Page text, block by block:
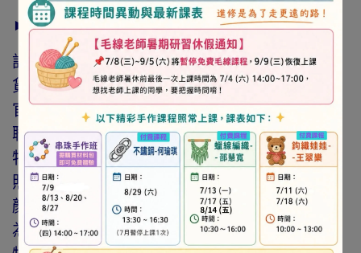
► 注意事項
訂購前請詳閱「線上訂購流程說明」及「退換
貨需知」，謝謝。
官網與門市同步銷售，如遇缺貨會由專人與您
聯繫。
特價商品，會員不再提供折扣優惠。
照片因拍攝光線與螢幕色差而有所差異，實際
顏色與網路呈現略有不同，將以實際出貨商品
為準。